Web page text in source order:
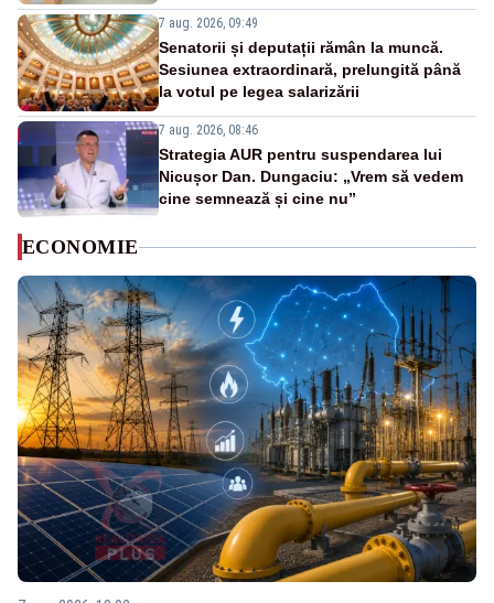
7 aug. 2026, 09:49
Senatorii și deputații rămân la muncă.
Sesiunea extraordinară, prelungită până
la votul pe legea salarizării
7 aug. 2026, 08:46
Strategia AUR pentru suspendarea lui
Nicușor Dan. Dungaciu: „Vrem să vedem
cine semnează și cine nu”
ECONOMIE